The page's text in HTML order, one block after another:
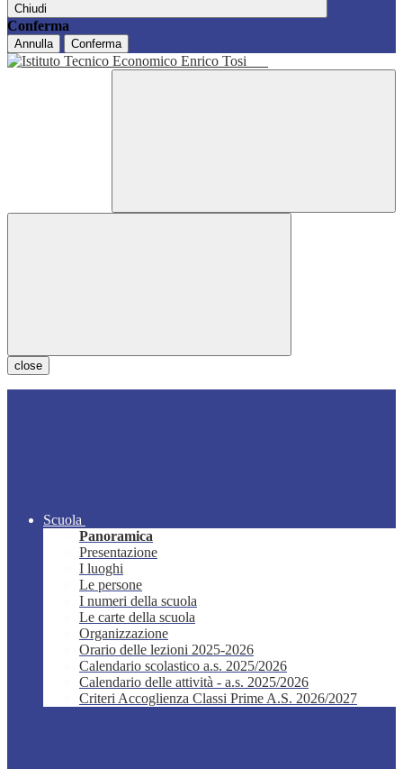
Chiudi
Conferma
Annulla Conferma
close
Scuola
Panoramica
Presentazione
I luoghi
Le persone
I numeri della scuola
Le carte della scuola
Organizzazione
Orario delle lezioni 2025-2026
Calendario scolastico a.s. 2025/2026
Calendario delle attività - a.s. 2025/2026
Criteri Accoglienza Classi Prime A.S. 2026/2027